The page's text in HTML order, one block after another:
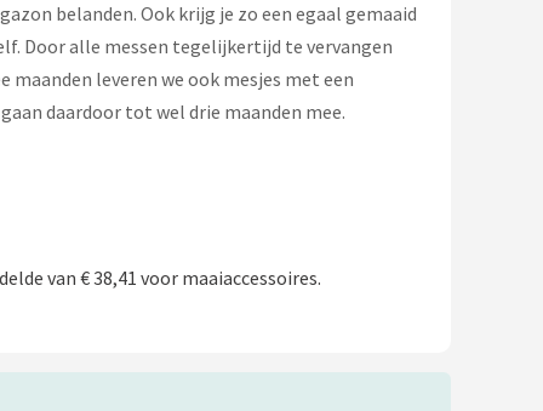
belanden. Ook krijg je zo een egaal gemaaid
Door alle messen tegelijkertijd te vervangen
maanden leveren we ook mesjes met een
daardoor tot wel drie maanden mee.
van € 38,41 voor maaiaccessoires.